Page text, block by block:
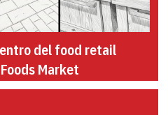
del food retail
Market